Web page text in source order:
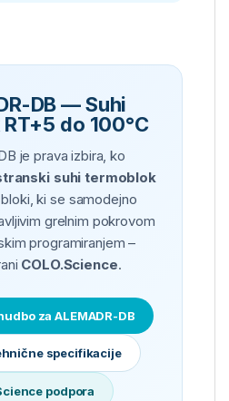
DB — Suhi
do 100°C
je prava izbira, ko
suhi termoblok
ki se samodejno
grelnim pokrovom
programiranjem –
COLO.Science.
za ALEMADR-DB
specifikacije
podpora